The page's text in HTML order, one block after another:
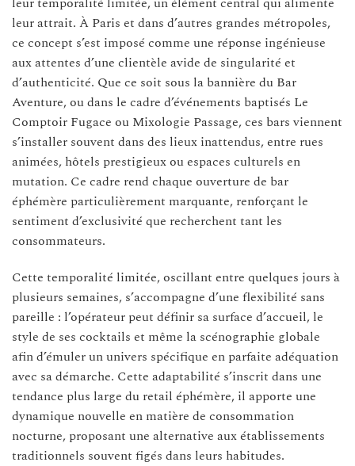
leur attrait. À Paris et dans d’autres grandes métropoles,
ce concept s’est imposé comme une réponse ingénieuse
aux attentes d’une clientèle avide de singularité et
d’authenticité. Que ce soit sous la bannière du Bar
Aventure, ou dans le cadre d’événements baptisés Le
Comptoir Fugace ou Mixologie Passage, ces bars viennent
s’installer souvent dans des lieux inattendus, entre rues
animées, hôtels prestigieux ou espaces culturels en
mutation. Ce cadre rend chaque ouverture de bar
éphémère particulièrement marquante, renforçant le
sentiment d’exclusivité que recherchent tant les
consommateurs.
Cette temporalité limitée, oscillant entre quelques jours à
plusieurs semaines, s’accompagne d’une flexibilité sans
pareille : l’opérateur peut définir sa surface d’accueil, le
style de ses cocktails et même la scénographie globale
afin d’émuler un univers spécifique en parfaite adéquation
avec sa démarche. Cette adaptabilité s’inscrit dans une
tendance plus large du retail éphémère, il apporte une
dynamique nouvelle en matière de consommation
nocturne, proposant une alternative aux établissements
traditionnels souvent figés dans leurs habitudes.